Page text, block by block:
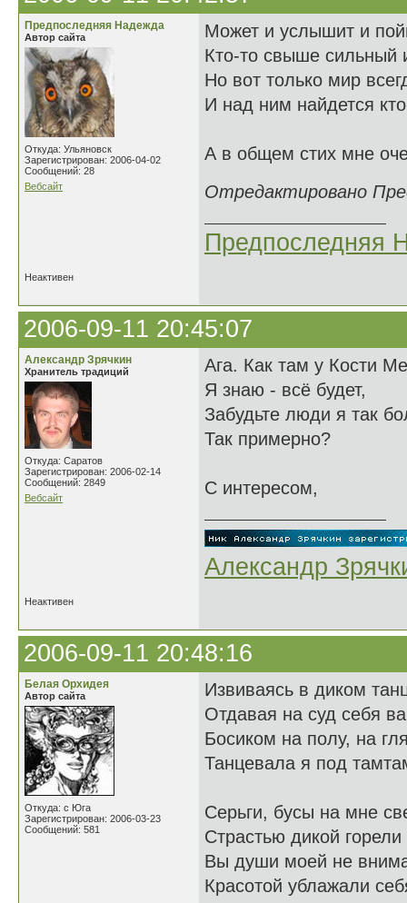
Предпоследняя Надежда
Автор сайта
Откуда: Ульяновск
Зарегистрирован: 2006-04-02
Сообщений: 28
Вебсайт
Может и услышит и
Кто-то свыше сильный
Но вот только мир
И над ним найдется
А в общем стих мне
Отредактировано
Предпоследняя
Неактивен
2006-09-11 20:45:07
Александр Зрячкин
Хранитель традиций
Откуда: Саратов
Зарегистрирован: 2006-02-14
Сообщений: 2849
Вебсайт
Ага. Как там у Кости
Я знаю - всё будет,
Забудьте люди я так
Так примерно?
С интересом,
Александр
Неактивен
2006-09-11 20:48:16
Белая Орхидея
Автор сайта
Откуда: с Юга
Зарегистрирован: 2006-03-23
Сообщений: 581
Извиваясь в диком
Отдавая на суд себя
Босиком на полу, на
Танцевала я под
Серьги, бусы на мне
Страстью дикой горели
Вы души моей не
Красотой ублажали